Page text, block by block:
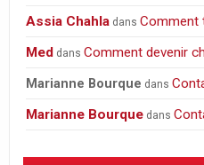
Assia Chahla dansComment
Med dansComment devenir
Marianne Bourque dans
Marianne Bourque dans